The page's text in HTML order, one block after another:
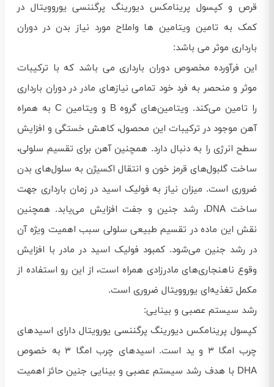
قرص و کپسول پرینامکس دیورینگ پرگننسی یوروویتال در
کمک به تامین ویتامین ها واملاح مورد نیاز بدن در دوران
بارداری موثر می باشد:
این فرآورده مخصوص دوران بارداری می باشد که با ترکیبات
موثر و منحصر به فرد خود تمامی نیازهای مادر در دوران بارداری
را تامین می‌کند. ویتامین‌های گروه B و ویتامین C به همراه
آهن موجود در ترکیبات این محصول، کاهش خستگی و افزایش
سطح انرژی را به دنبال دارد. همچنین آهن برای تقسیم سلولی،
ساخت گلبول‌های قرمز خون و انتقال اکسیژن به سلول‌های بدن
ضروری است. میزان نیاز به فولیک اسید در زمان بارداری جهت
ساخت DNA، رشد جنین و جفت افزایش می‌یابد. همچنین
نقش این ماده در تقسیم طبیعی سلولی سبب اهمیت ویژه آن
در رشد جنین می‌شود. کمبود فولیک اسید در مادر با افزایش
وقوع ناهنجاری‌های مادرزادی همراه است، از این رو استفاده از
مکمل تغذیه‌ای یوروویتال ضروری است.
رشد سیستم عصبی و بینایی:
کپسول پرینامکس دیورینگ پرگننسی یورویتال دارای اسیدهای
چرب امگا ۳ و ید است. اسیدهای چرب امگا ۳ به خصوص
DHA با هدف رشد سیستم عصبی و بینایی جنین حائز اهمیت